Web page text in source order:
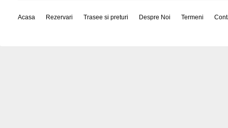
Acasa Rezervari Trasee si preturi Despre Noi Termeni